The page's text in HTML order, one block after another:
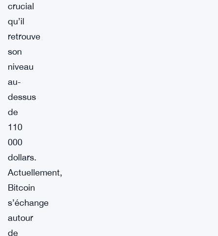
crucial
qu’il
retrouve
son
niveau
au-
dessus
de
110
000
dollars.
Actuellement,
Bitcoin
s’échange
autour
de